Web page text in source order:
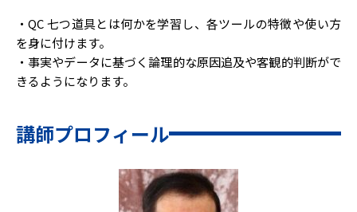
・QC 七つ道具とは何かを学習し、各ツールの特徴や使い方
を身に付けます。
・事実やデータに基づく論理的な原因追及や客観的判断がで
きるようになります。
講師プロフィール